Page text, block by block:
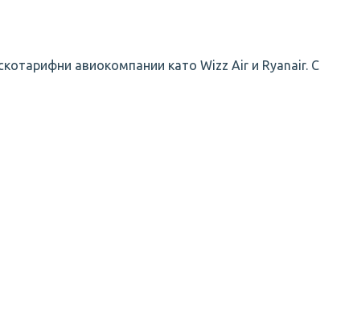
авиокомпании като Wizz Air и Ryanair. С